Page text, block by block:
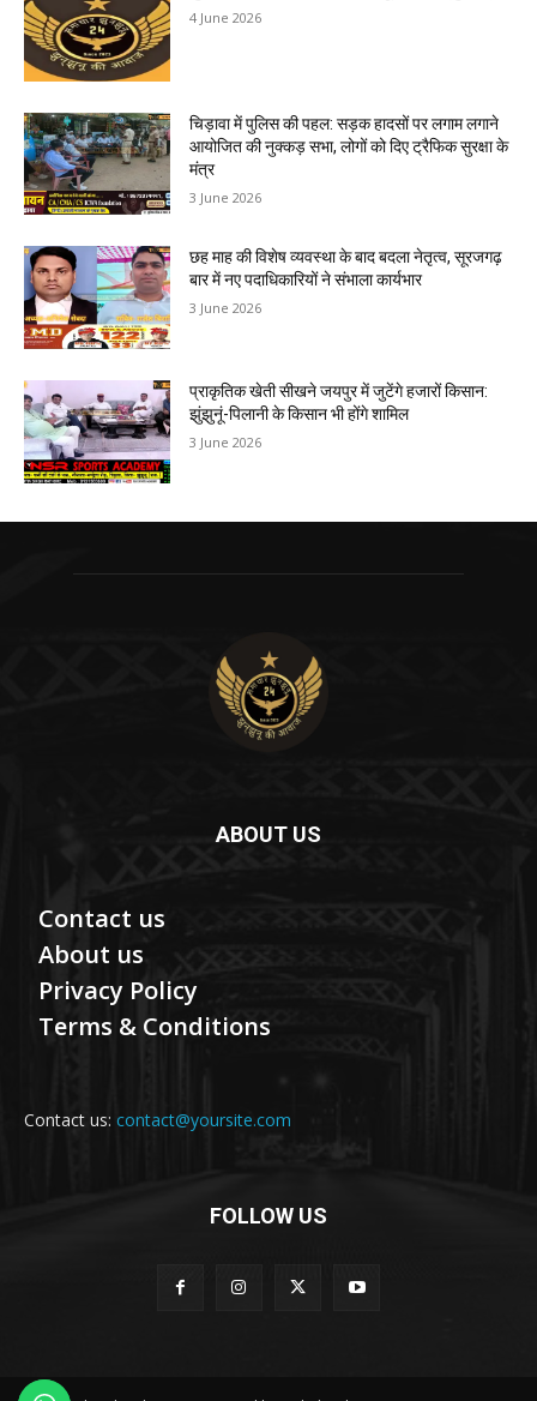
4 June 2026
चिड़ावा में पुलिस की पहल: सड़क हादसों पर लगाम लगाने
आयोजित की नुक्कड़ सभा, लोगों को दिए ट्रैफिक सुरक्षा के
मंत्र
3 June 2026
छह माह की विशेष व्यवस्था के बाद बदला नेतृत्व, सूरजगढ़
बार में नए पदाधिकारियों ने संभाला कार्यभार
3 June 2026
प्राकृतिक खेती सीखने जयपुर में जुटेंगे हजारों किसान:
झुंझुनूं-पिलानी के किसान भी होंगे शामिल
3 June 2026
ABOUT US
Contact us
About us
Privacy Policy
Terms & Conditions
Contact us: contact@yoursite.com
FOLLOW US